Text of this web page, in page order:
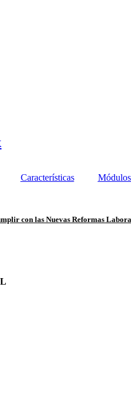
Características
con las Nuevas Reformas